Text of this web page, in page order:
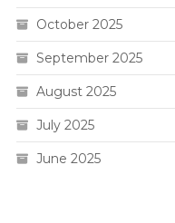
October 2025
September 2025
August 2025
July 2025
June 2025